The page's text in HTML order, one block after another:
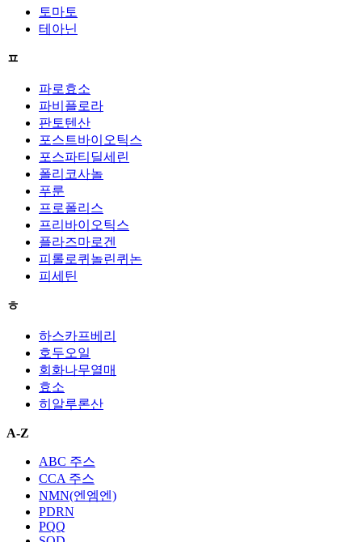
토마토
테아닌
ㅍ
파로효소
파비플로라
판토텐산
포스트바이오틱스
포스파티딜세린
폴리코사놀
푸룬
프로폴리스
프리바이오틱스
플라즈마로겐
피롤로퀴놀린퀴논
피세틴
ㅎ
하스카프베리
호두오일
회화나무열매
효소
히알루론산
A-Z
ABC 주스
CCA 주스
NMN(엔엠엔)
PDRN
PQQ